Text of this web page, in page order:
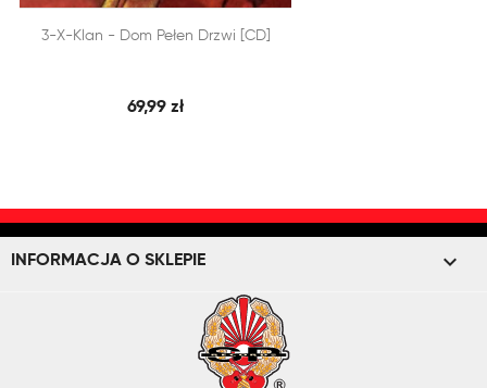
DODAJ DO KOSZYKA
SZYBKI PODGLĄD
3-X-Klan - Dom Pełen Drzwi [CD]
69,99 zł
INFORMACJA O SKLEPIE keyboard_arrow_down